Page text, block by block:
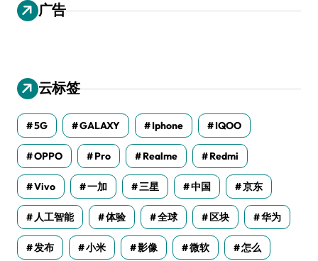
广告
云标签
5G GALAXY Iphone IQOO
OPPO Pro Realme Redmi
Vivo 一加 三星 中国 京东
人工智能 体验 全球 区块 华为
发布 小米 影像 微软 怎么